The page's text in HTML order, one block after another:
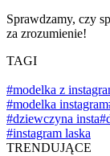
Sprawdzamy, czy
za zrozumienie!
TAGI
#modelka z
#modelka instagram
#dziewczyna insta
#instagram laska
TRENDUJĄCE